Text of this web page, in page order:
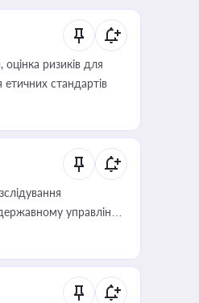
ризиків для
етичних стандартів
управлінні